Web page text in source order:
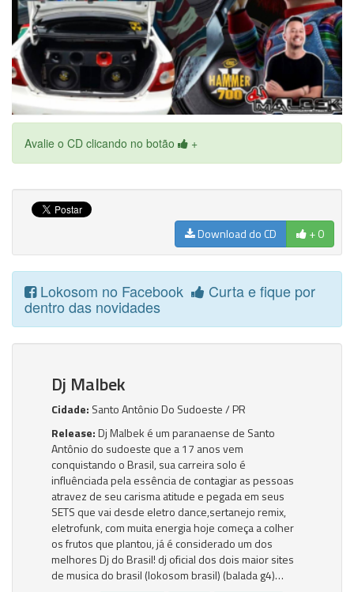
Avalie o CD clicando no botão +
Download do CD + 0
Lokosom no Facebook Curta e fique por
dentro das novidades
Dj Malbek
Cidade: Santo Antônio Do Sudoeste / PR
Release:Dj Malbek é um paranaense de Santo
Antônio do sudoeste que a 17 anos vem
conquistando o Brasil, sua carreira solo é
influênciada pela essência de contagiar as pessoas
atravez de seu carisma atitude e pegada em seus
SETS que vai desde eletro dance,sertanejo remix,
eletrofunk, com muita energia hoje começa a colher
os frutos que plantou, já é considerado um dos
melhores Dj do Brasil! dj oficial dos dois maior sites
de musica do brasil (lokosom brasil) (balada g4)…